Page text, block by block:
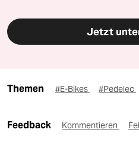
Jetzt
Themen #E-Bikes #Pedelec
Feedback Kommentieren